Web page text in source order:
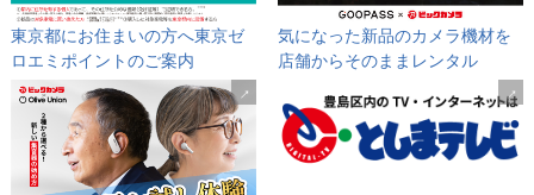
東京都にお住まいの方へ東京ゼ
ロエミポイントのご案内
気になった新品のカメラ機材を
店舗からそのままレンタル